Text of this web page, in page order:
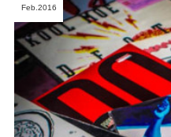
Feb 2016